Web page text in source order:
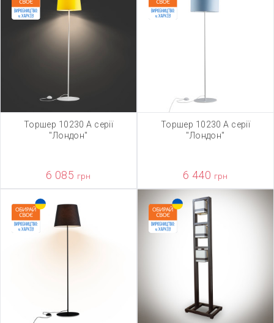
Торшер 10230 А серії
"Лондон"
6 085 грн
Торшер 10230 А серії
"Лондон"
6 440 грн